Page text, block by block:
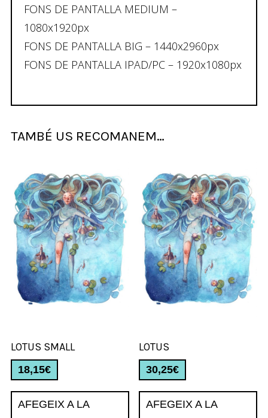
FONS DE PANTALLA MEDIUM –
1080x1920px
FONS DE PANTALLA BIG – 1440x2960px
FONS DE PANTALLA IPAD/PC – 1920x1080px
TAMBÉ US RECOMANEM…
LOTUS SMALL
18,15€
AFEGEIX A LA
LOTUS
30,25€
AFEGEIX A LA